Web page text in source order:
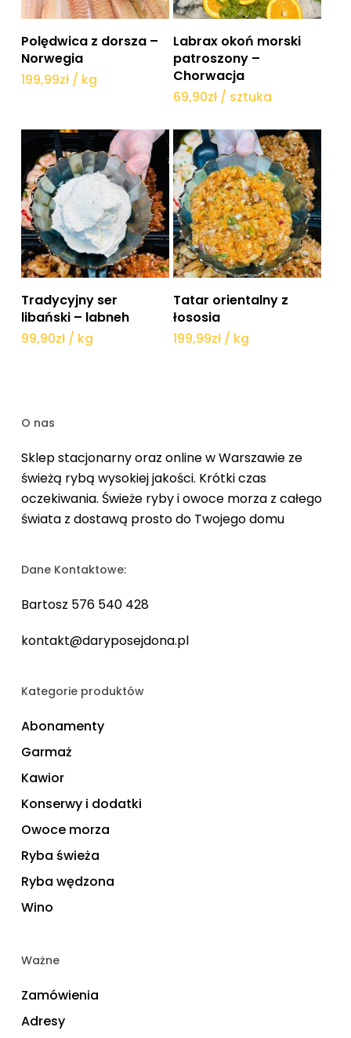
Dodaj do koszyka
Polędwica z dorsza –
Norwegia
199,99zł / kg
Dodaj do koszyka
Labrax okoń morski
patroszony –
Chorwacja
69,90zł / sztuka
Dodaj do koszyka
Tradycyjny ser
libański – labneh
99,90zł / kg
Dodaj do koszyka
Tatar orientalny z
łososia
199,99zł / kg
O nas
Sklep stacjonarny oraz online w Warszawie ze
świeżą rybą wysokiej jakości. Krótki czas
oczekiwania. Świeże ryby i owoce morza z całego
świata z dostawą prosto do Twojego domu
Dane Kontaktowe:
Bartosz 576 540 428
kontakt@daryposejdona.pl
Kategorie produktów
Abonamenty
Garmaż
Kawior
Konserwy i dodatki
Owoce morza
Ryba świeża
Ryba wędzona
Wino
Ważne
Zamówienia
Adresy